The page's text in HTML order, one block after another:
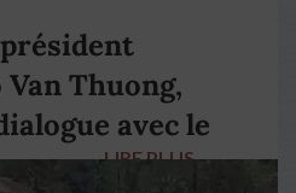
Thuong,
avec le
LIRE PLUS →